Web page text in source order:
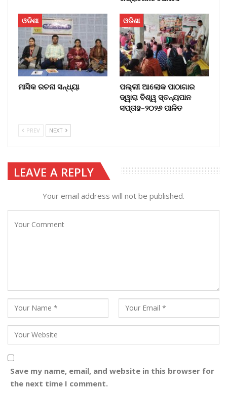
ଓଡିଶା
ମାସିକ ରଚନା ସନ୍ଧ୍ୟା
ଓଡିଶା
ପଲ୍ଲୀ ଆଲୋକ ପାଠାଗାର
ଦ୍ୱାରା ବିଶ୍ୱ ସ୍ତନ୍ୟପାନ
ସପ୍ତାହ–୨୦୨୬ ପାଳିତ
PREV NEXT
LEAVE A REPLY
Your email address will not be published.
Save my name, email, and website in this browser for
the next time I comment.